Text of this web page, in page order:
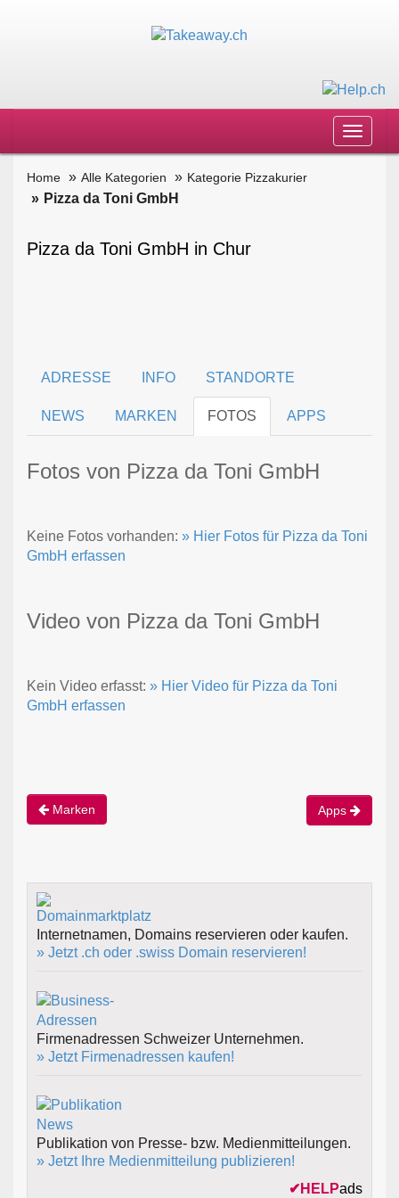
Toggle
Home Alle Kategorien Kategorie Pizzakurier
Pizza da Toni GmbH
Pizza da Toni GmbH in Chur
ADRESSE INFO STANDORTE
NEWS MARKEN FOTOS APPS
Fotos von Pizza da Toni GmbH
Keine Fotos vorhanden: » Hier Fotos für Pizza da Toni
GmbH erfassen
Video von Pizza da Toni GmbH
Kein Video erfasst: » Hier Video für Pizza da Toni
GmbH erfassen
Marken Apps
Internetnamen, Domains reservieren oder kaufen.
» Jetzt .ch oder .swiss Domain reservieren!
Firmenadressen Schweizer Unternehmen.
» Jetzt Firmenadressen kaufen!
Publikation von Presse- bzw. Medienmitteilungen.
» Jetzt Ihre Medienmitteilung publizieren!
✔ HELPads